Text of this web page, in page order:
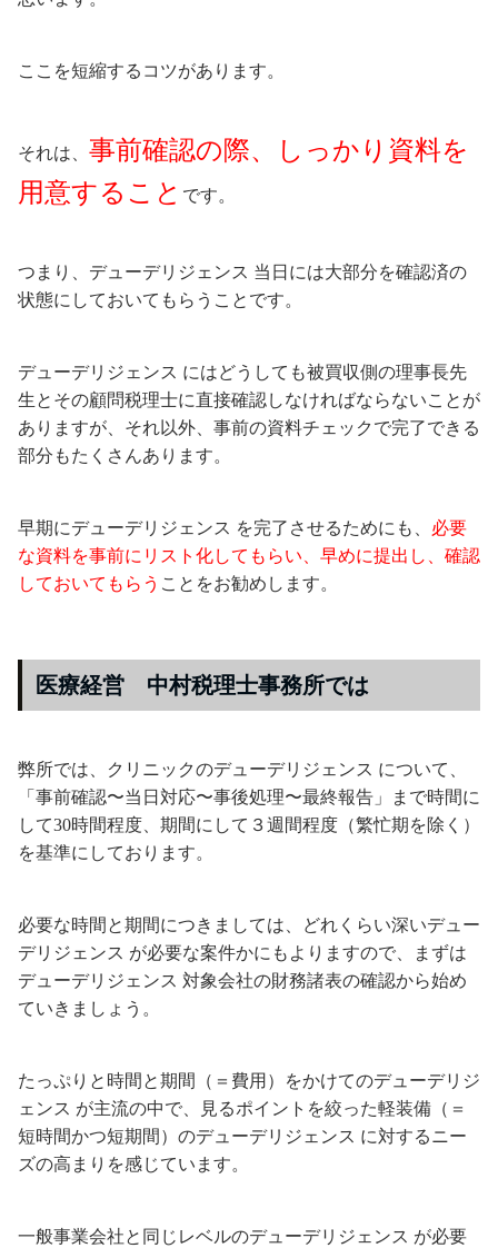
ここを短縮するコツがあります。
それは、 事前確認の際、しっかり資料を
用意すること です。
つまり、デューデリジェンス 当日には大部分を確認済の
状態にしておいてもらうことです。
デューデリジェンス にはどうしても被買収側の理事長先
生とその顧問税理士に直接確認しなければならないことが
ありますが、それ以外、事前の資料チェックで完了できる
部分もたくさんあります。
早期にデューデリジェンス を完了させるためにも、 必要
な資料を事前にリスト化してもらい、早めに提出し、確認
しておいてもらう ことをお勧めします。
医療経営 中村税理士事務所では
弊所では、クリニックのデューデリジェンス について、
「事前確認〜当日対応〜事後処理〜最終報告」まで時間に
して30時間程度、期間にして３週間程度（繁忙期を除く）
を基準にしております。
必要な時間と期間につきましては、どれくらい深いデュー
デリジェンス が必要な案件かにもよりますので、まずは
デューデリジェンス 対象会社の財務諸表の確認から始め
ていきましょう。
たっぷりと時間と期間（＝費用）をかけてのデューデリジ
ェンス が主流の中で、見るポイントを絞った軽装備（＝
短時間かつ短期間）のデューデリジェンス に対するニー
ズの高まりを感じています。
一般事業会社と同じレベルのデューデリジェンス が必要